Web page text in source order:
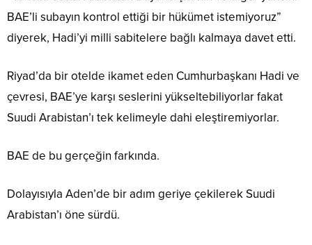
BAE’li subayın kontrol ettiği bir hükümet istemiyoruz”
diyerek, Hadi’yi milli sabitelere bağlı kalmaya davet etti.
Riyad’da bir otelde ikamet eden Cumhurbaşkanı Hadi ve
çevresi, BAE’ye karşı seslerini yükseltebiliyorlar fakat
Suudi Arabistan’ı tek kelimeyle dahi eleştiremiyorlar.
BAE de bu gerçeğin farkında.
Dolayısıyla Aden’de bir adım geriye çekilerek Suudi
Arabistan’ı öne sürdü.